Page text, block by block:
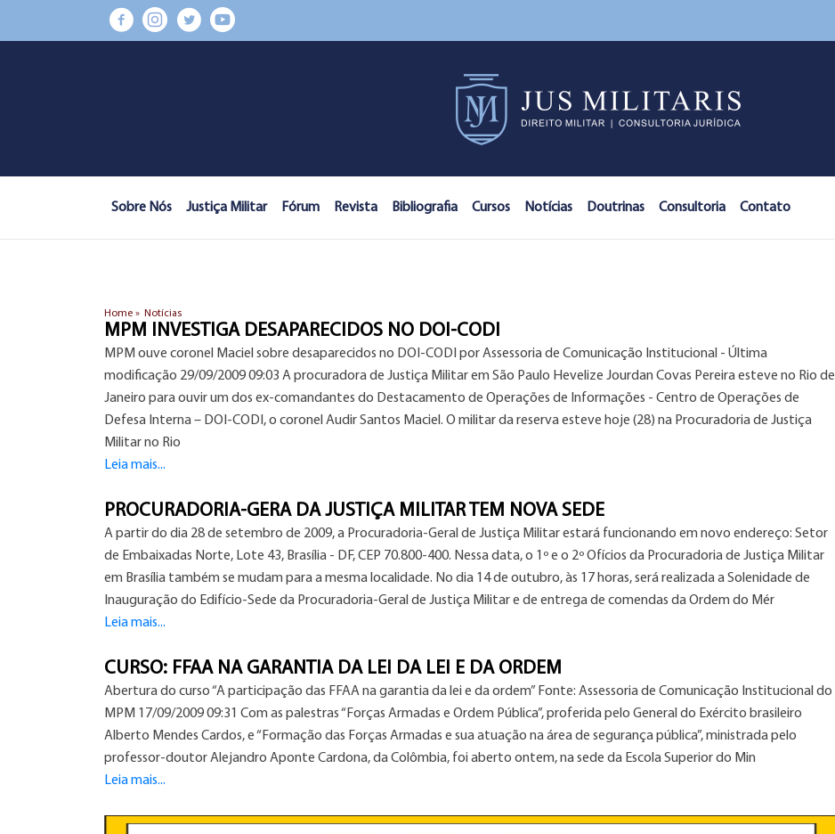
Sobre Nós Justiça Militar Fórum Revista Bibliografia Cursos Notícias Doutrinas Consultoria Contato
Home » Notícias
MPM INVESTIGA DESAPARECIDOS NO DOI-CODI
MPM ouve coronel Maciel sobre desaparecidos no DOI-CODI por Assessoria de Comunicação Institucional - Última
modificação 29/09/2009 09:03 A procuradora de Justiça Militar em São Paulo Hevelize Jourdan Covas Pereira esteve no Rio de
Janeiro para ouvir um dos ex-comandantes do Destacamento de Operações de Informações - Centro de Operações de
Defesa Interna – DOI-CODI, o coronel Audir Santos Maciel. O militar da reserva esteve hoje (28) na Procuradoria de Justiça
Militar no Rio
Leia mais...
PROCURADORIA-GERA DA JUSTIÇA MILITAR TEM NOVA SEDE
A partir do dia 28 de setembro de 2009, a Procuradoria-Geral de Justiça Militar estará funcionando em novo endereço: Setor
de Embaixadas Norte, Lote 43, Brasília - DF, CEP 70.800-400. Nessa data, o 1º e o 2º Ofícios da Procuradoria de Justiça Militar
em Brasília também se mudam para a mesma localidade. No dia 14 de outubro, às 17 horas, será realizada a Solenidade de
Inauguração do Edifício-Sede da Procuradoria-Geral de Justiça Militar e de entrega de comendas da Ordem do Mér
Leia mais...
CURSO: FFAA NA GARANTIA DA LEI DA LEI E DA ORDEM
Abertura do curso “A participação das FFAA na garantia da lei e da ordem” Fonte: Assessoria de Comunicação Institucional do
MPM 17/09/2009 09:31 Com as palestras “Forças Armadas e Ordem Pública”, proferida pelo General do Exército brasileiro
Alberto Mendes Cardos, e “Formação das Forças Armadas e sua atuação na área de segurança pública”, ministrada pelo
professor-doutor Alejandro Aponte Cardona, da Colômbia, foi aberto ontem, na sede da Escola Superior do Min
Leia mais...